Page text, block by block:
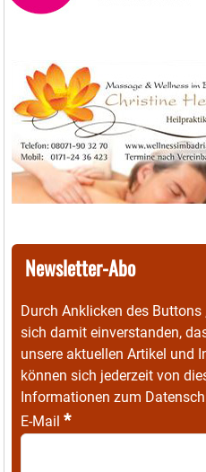
Newsletter-Abo
Durch Anklicken des Buttons
sich damit einverstanden,
unsere aktuellen Artikel und
können sich jederzeit von
Informationen zum
E-Mail *